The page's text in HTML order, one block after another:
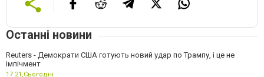
Останні новини
Reuters - Демократи США готують новий удар по Трампу, і це не
імпічмент
17:21,Сьогодні